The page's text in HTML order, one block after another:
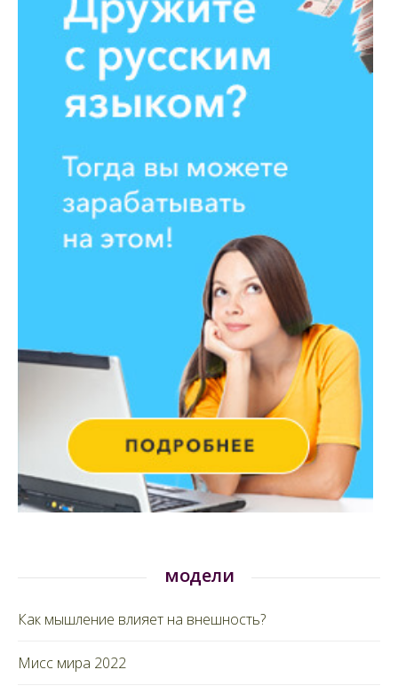
модели
Как мышление влияет на внешность?
Мисс мира 2022